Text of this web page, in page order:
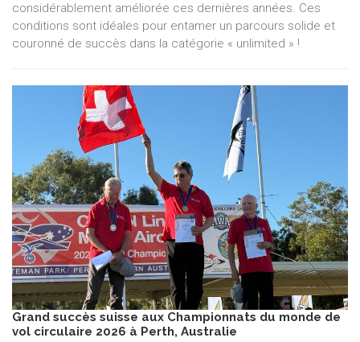
considérablement améliorée ces dernières années. Ces
conditions sont idéales pour entamer un parcours solide et
couronné de succès dans la catégorie « unlimited » !
Grand succès suisse aux Championnats du monde de
vol circulaire 2026 à Perth, Australie